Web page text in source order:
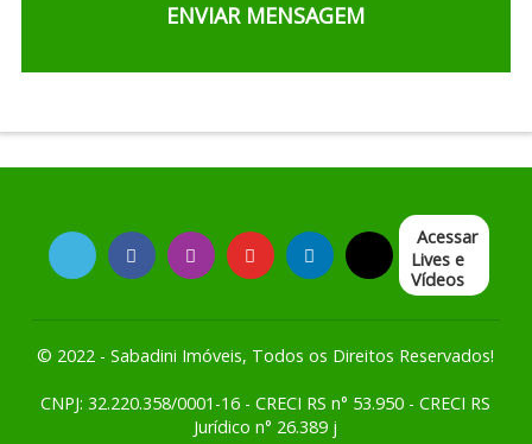
Acessar
Lives e
Vídeos
© 2022 - Sabadini Imóveis, Todos os Direitos Reservados!
CNPJ: 32.220.358/0001-16 - CRECI RS n° 53.950 - CRECI RS
Jurídico n° 26.389 j